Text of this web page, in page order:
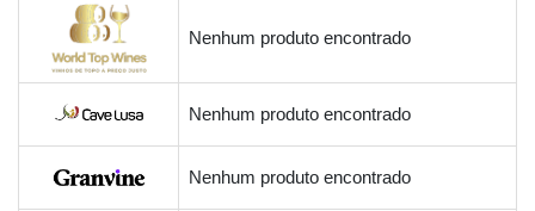
Nenhum produto encontrado
Nenhum produto encontrado
Nenhum produto encontrado